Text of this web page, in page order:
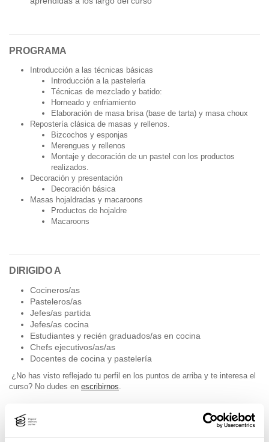
PROGRAMA
Introducción a las técnicas básicas
Introducción a la pastelería
Técnicas de mezclado y batido:
Horneado y enfriamiento
Elaboración de masa brisa (base de tarta) y masa choux
Repostería clásica de masas y rellenos.
Bizcochos y esponjas
Merengues y rellenos
Montaje y decoración de un pastel con los productos
realizados.
Decoración y presentación
Decoración básica
Masas hojaldradas y macaroons
Productos de hojaldre
Macaroons
​DIRIGIDO A
Cocineros/as
Pasteleros/as
Jefes/as partida
Jefes/as cocina
Estudiantes y recién graduados/as en cocina
Chefs ejecutivos/as/as
Docentes de cocina y pastelería
¿No has visto reflejado tu perfil en los puntos de arriba y te interesa el
curso? No dudes en escribirnos